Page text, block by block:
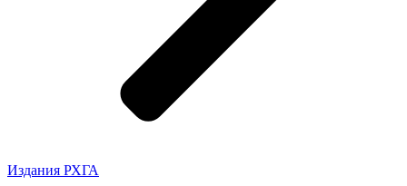
Издания РХГА